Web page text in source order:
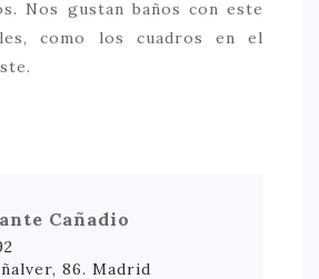
Nos gustan baños con este
como los cuadros en el
Cañadio
86. Madrid